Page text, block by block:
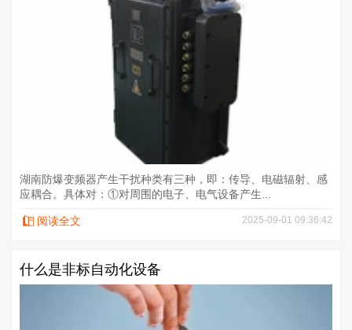
湖南防爆变频器产生干扰种类有三种，即：传导、电磁辐射、感
应耦合。具体对：①对周围的电子、电气设备产生...
阅读全文 2025-09-01 09:36:42
什么是非标自动化设备